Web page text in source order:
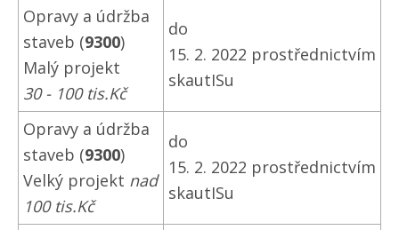
Opravy a údržba
staveb (9300)
Malý projekt
30 - 100 tis.Kč
do
15. 2. 2022 prostřednictvím
skautISu
Opravy a údržba
staveb (9300)
Velký projekt nad
100 tis.Kč
do
15. 2. 2022 prostřednictvím
skautISu